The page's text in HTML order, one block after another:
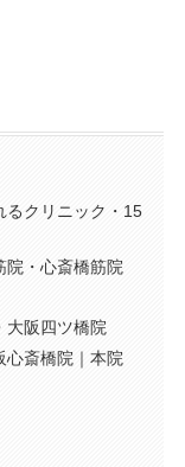
るクリニック・15
院・心斎橋筋院
大阪四ツ橋院
心斎橋院｜本院